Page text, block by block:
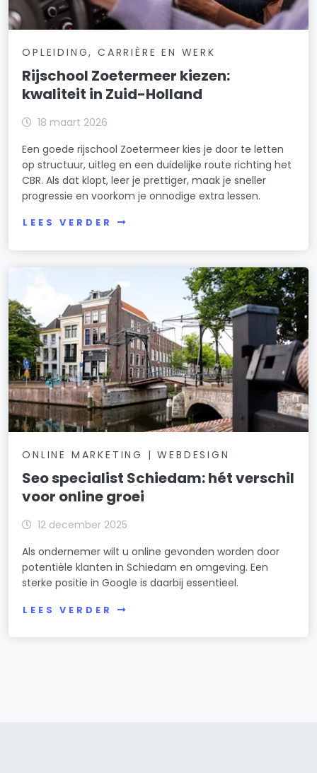
OPLEIDING, CARRIÈRE EN WERK
Rijschool Zoetermeer kiezen:
kwaliteit in Zuid-Holland
18 maart 2026
Een goede rijschool Zoetermeer kies je door te letten
op structuur, uitleg en een duidelijke route richting het
CBR. Als dat klopt, leer je prettiger, maak je sneller
progressie en voorkom je onnodige extra lessen.
LEES VERDER
ONLINE MARKETING | WEBDESIGN
Seo specialist Schiedam: hét verschil
voor online groei
12 december 2025
Als ondernemer wilt u online gevonden worden door
potentiële klanten in Schiedam en omgeving. Een
sterke positie in Google is daarbij essentieel.
LEES VERDER